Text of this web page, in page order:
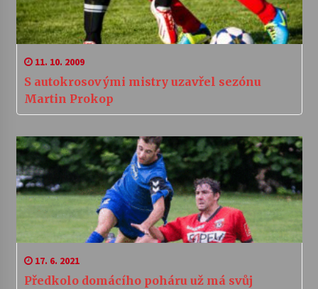
11. 10. 2009
S autokrosovými mistry uzavřel sezónu
Martin Prokop
17. 6. 2021
Předkolo domácího poháru už má svůj